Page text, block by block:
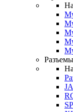
Разъемы